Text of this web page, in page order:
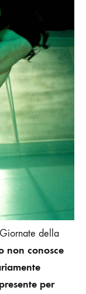
della
non conosce
per